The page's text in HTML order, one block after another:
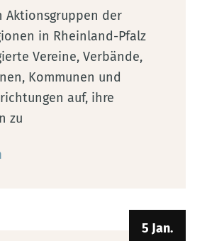
Aktionsgruppen der
in Rheinland-Pfalz
Vereine, Verbände,
Kommunen und
auf, ihre
zu
5 Jan.